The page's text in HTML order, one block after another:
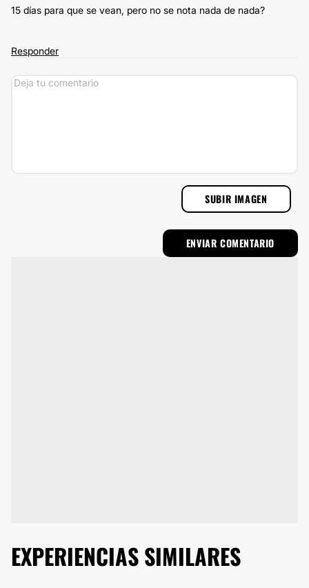
15 días para que se vean, pero no se nota nada de nada?
Responder
SUBIR IMAGEN
EXPERIENCIAS SIMILARES